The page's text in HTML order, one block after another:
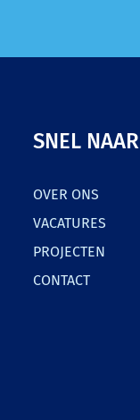
SNEL NAAR
OVER ONS
VACATURES
PROJECTEN
CONTACT